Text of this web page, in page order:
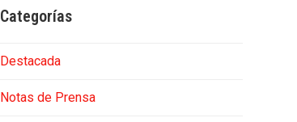
Categorías
Destacada
Notas de Prensa